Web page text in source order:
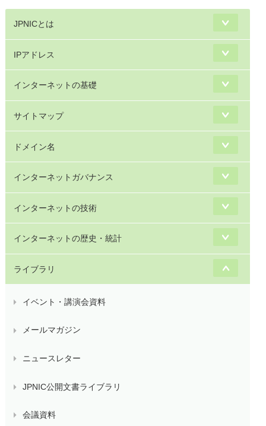
JPNICとは
IPアドレス
インターネットの基礎
サイトマップ
ドメイン名
インターネットガバナンス
インターネットの技術
インターネットの歴史・統計
ライブラリ
イベント・講演会資料
メールマガジン
ニュースレター
JPNIC公開文書ライブラリ
会議資料